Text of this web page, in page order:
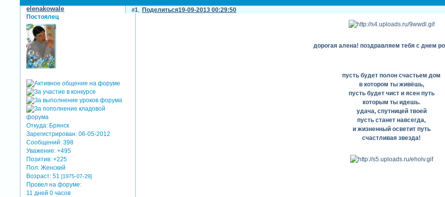
Поделиться
1 19-09-2013 00:29:50
elenakowale
Постоялец
Откуда: Брянск
Зарегистрирован: 06-05-2012
Сообщений: 398
Уважение: +495
Позитив: +225
Пол: Женский
Возраст: 51[1975-07-29]
Провел на форуме:
11 дней 0 часов
дорогая алена! поздравляем тебя с днем
пусть будет полон счастьем дом
в котором ты живёшь,
пусть будет чист и ясен путь
которым ты идешь.
удача, спутницей твоей
пусть станет навсегда,
и жизненный осветит путь
счастливая звезда!